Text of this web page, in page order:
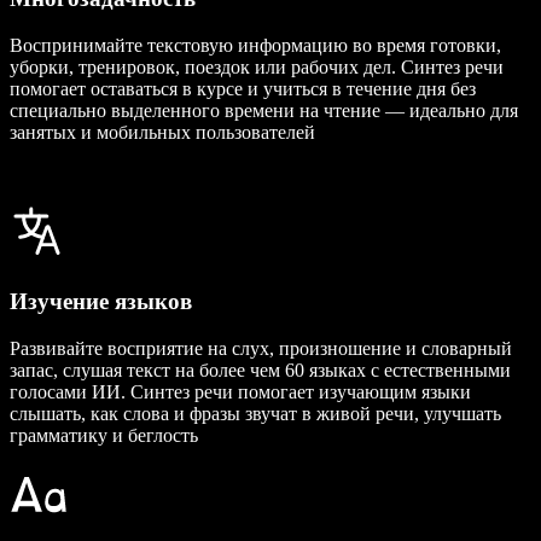
Воспринимайте текстовую информацию во время готовки,
уборки, тренировок, поездок или рабочих дел. Синтез речи
помогает оставаться в курсе и учиться в течение дня без
специально выделенного времени на чтение — идеально для
занятых и мобильных пользователей
Изучение языков
Развивайте восприятие на слух, произношение и словарный
запас, слушая текст на более чем 60 языках с естественными
голосами ИИ. Синтез речи помогает изучающим языки
слышать, как слова и фразы звучат в живой речи, улучшать
грамматику и беглость